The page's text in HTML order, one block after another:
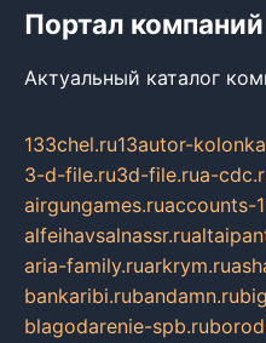
Портал компаний
Актуальный каталог
133chel.ru13autor-
3-d-file.ru3d-file.rua-
airgungames.ruaccounts-
alfeihavsalnassr.ru
aria-family.ruarkrym.ru
bankaribi.rubandamn.ru
blagodarenie-spb.ru